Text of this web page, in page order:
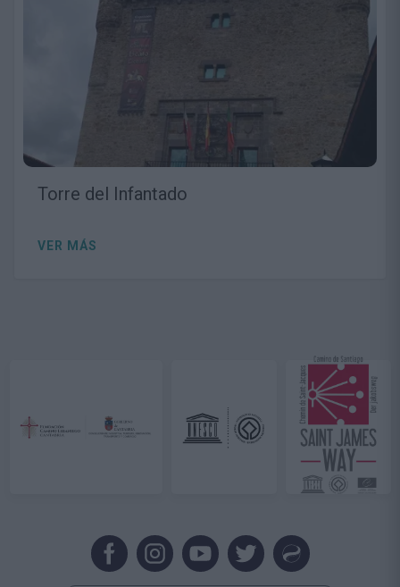
Torre del Infantado
VER MÁS